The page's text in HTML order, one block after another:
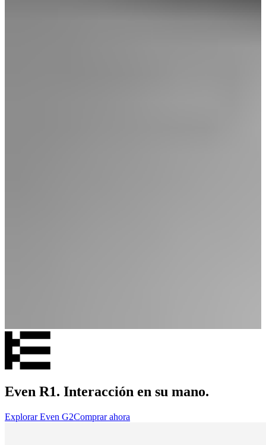
Even R1. Interacción en su mano.
Explorar Even G2Comprar ahora